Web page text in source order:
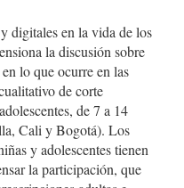
digitales en la vida de los
la discusión sobre
lo que ocurre en las
de corte
de 7 a 14
Cali y Bogotá). Los
y adolescentes tienen
la participación, que